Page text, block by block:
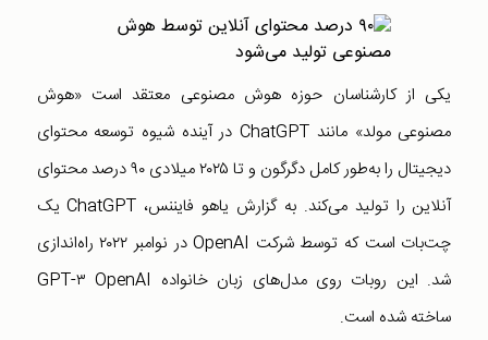
یکی از کارشناسان حوزه هوش مصنوعی معتقد است «هوش
مصنوعی مولد» مانند ChatGPT در آینده شیوه توسعه محتوای
دیجیتال را به‌طور کامل دگرگون و تا ۲۰۲۵ میلادی ۹۰ درصد محتوای
آنلاین را تولید می‌کند. به گزارش یاهو فایننس، ChatGPT یک
چت‌بات است که توسط شرکت OpenAI در نوامبر ۲۰۲۲ راه‌اندازی
شد. این روبات روی مدل‌های زبان خانواده GPT-۳ OpenAI
ساخته شده است.